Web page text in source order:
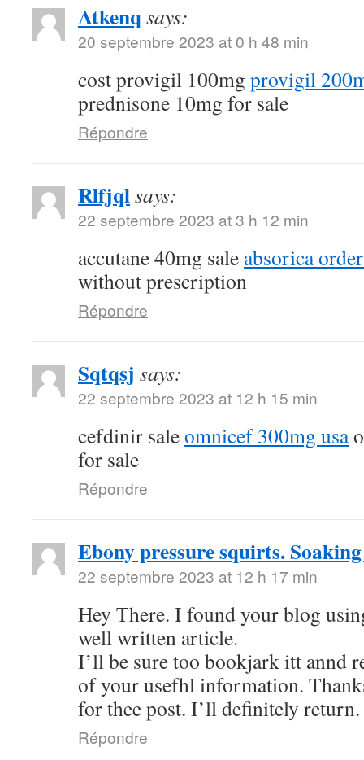
Atkenq says:
20 septembre 2023 at 0 h 48 min
cost provigil 100mg provigil
prednisone 10mg for sale
Répondre
Rlfjqlsays:
22 septembre 2023 at 3 h 12 min
accutane 40mg sale absorica
without prescription
Répondre
Sqtqsj says:
22 septembre 2023 at 12 h 15 min
cefdinir saleomnicef 300mg usa
for sale
Répondre
Ebony pressure squirts.
22 septembre 2023 at 12 h 17 min
Hey There. I found your blog
well written article.
I’ll be sure too bookjark itt annd
of your usefhl information.
for thee post. I’ll definitely return.
Répondre